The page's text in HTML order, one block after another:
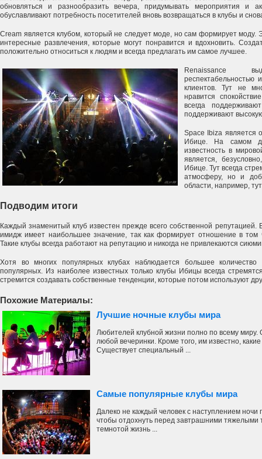
обновляться и разнообразить вечера, придумывать мероприятия и
обуславливают потребность посетителей вновь возвращаться в клубы и
Cream является клубом, который не следует моде, но сам формирует моду.
интересные развлечения, которые могут понравится и вдохновить.
положительно относиться к людям и всегда предлагать им самое лучшее.
Renaissance
респектабельностью
клиентов. Тут не
нравится
всегда
поддерживают
Space Ibiza является
Ибице. На самом
известность в
является,
Ибице. Тут всегда
атмосферу, но и
области, например,
Подводим итоги
Каждый знаменитый клуб известен прежде всего собственной
имидж имеет наибольшее значение, так как формирует отношение в том
Такие клубы всегда работают на репутацию и никогда не привлекаются
Хотя во многих популярных клубах наблюдается большее
популярных. Из наиболее известных только клубы Ибицы всегда
стремится создавать собственные тенденции, которые потом используют
Похожие Материалы:
Лучшие ночные клубы мира
Любителей клубной жизни полно по всему
любой вечеринки. Кроме того, им известно,
Существует специальный ...
Самые популярные клубы мира
Далеко не каждый человек с наступлением ночи
чтобы отдохнуть перед завтрашними тяжелыми
темнотой жизнь ...